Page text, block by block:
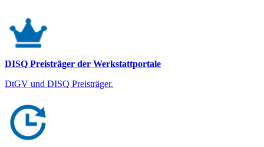
DISQ Preisträger der Werkstattportale
DtGV und DISQ Preisträger.